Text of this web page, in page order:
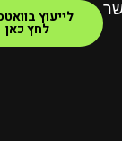
לייעוץ
לחץ כאן